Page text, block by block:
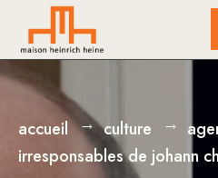
accueil culture
irresponsables de johann